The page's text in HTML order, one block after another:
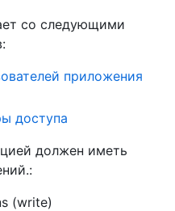
со следующими
:
приложения
доступа
должен иметь
(write)